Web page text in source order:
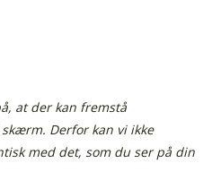
at der kan fremstå
Derfor kan vi ikke
med det, som du ser på din